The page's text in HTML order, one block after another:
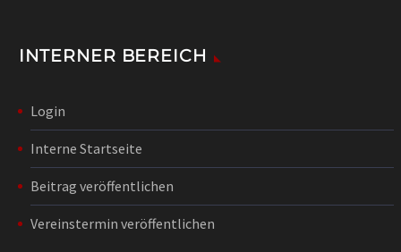
INTERNER BEREICH
Login
Interne Startseite
Beitrag veröffentlichen
Vereinstermin veröffentlichen